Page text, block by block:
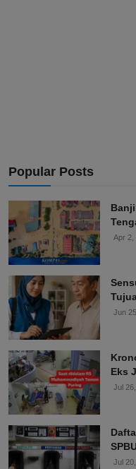
Popular Posts
Apr 2,
Jun
Eks
Jul
Jul